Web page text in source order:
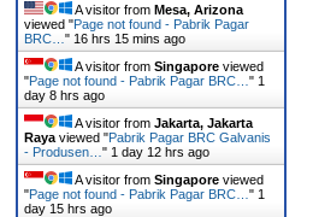
A visitor fromMesa, Arizona
viewed "Page not found - Pabrik Pagar
BRC…" 16 hrs 15 mins ago
A visitor fromSingapore viewed
"Page not found - Pabrik Pagar BRC…" 1
day 8 hrs ago
A visitor fromJakarta, Jakarta
Raya viewed "Pabrik Pagar BRC Galvanis
- Produsen…" 1 day 12 hrs ago
A visitor fromSingapore viewed
"Page not found - Pabrik Pagar BRC…" 1
day 15 hrs ago